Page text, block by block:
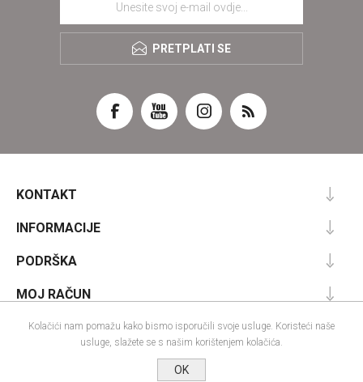
PRETPLATI SE
KONTAKT
INFORMACIJE
PODRŠKA
MOJ RAČUN
Powered bynopCommerce
Nop-Templates.com
Kolačići nam pomažu kako bismo isporučili svoje usluge. Koristeći naše
usluge, slažete se s našim korištenjem kolačića.
OK